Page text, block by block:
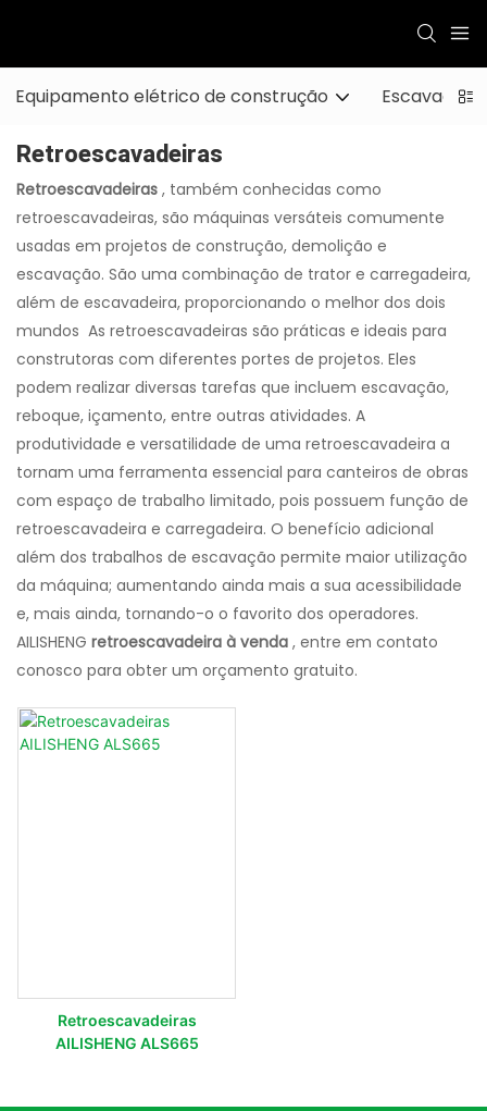
Equipamento elétrico de construção
Retroescavadeiras
Retroescavadeiras , também conhecidas como
retroescavadeiras, são máquinas versáteis comumente
usadas em projetos de construção, demolição e
escavação. São uma combinação de trator e carregadeira,
além de escavadeira, proporcionando o melhor dos dois
mundos As retroescavadeiras são práticas e ideais para
construtoras com diferentes portes de projetos. Eles
podem realizar diversas tarefas que incluem escavação,
reboque, içamento, entre outras atividades. A
produtividade e versatilidade de uma retroescavadeira a
tornam uma ferramenta essencial para canteiros de obras
com espaço de trabalho limitado, pois possuem função de
retroescavadeira e carregadeira. O benefício adicional
além dos trabalhos de escavação permite maior utilização
da máquina; aumentando ainda mais a sua acessibilidade
e, mais ainda, tornando-o o favorito dos operadores.
AILISHENG retroescavadeira à venda , entre em contato
conosco para obter um orçamento gratuito.
Retroescavadeiras
AILISHENG ALS665